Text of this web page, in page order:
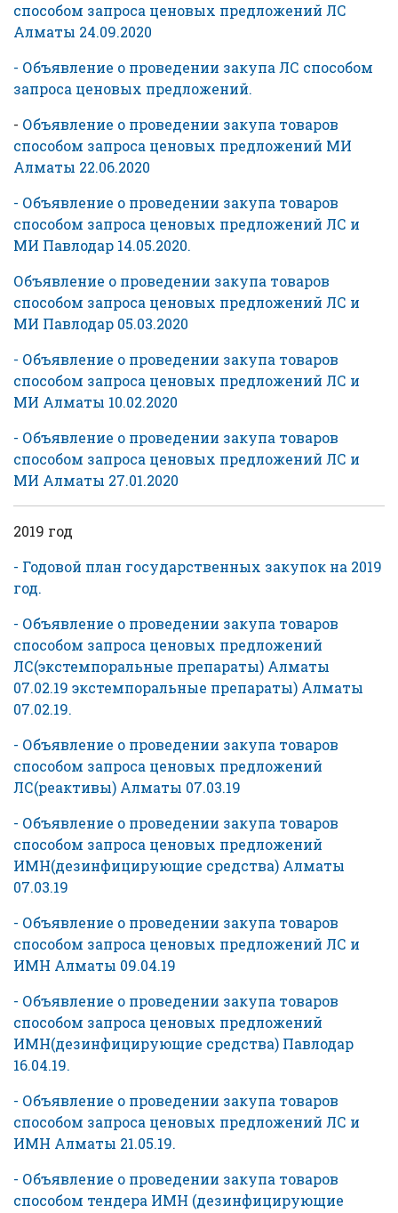
способом запроса ценовых предложений ЛС
Алматы 24.09.2020
- Объявление о проведении закупа ЛС способом
запроса ценовых предложений.
- Объявление о проведении закупа товаров
способом запроса ценовых предложений МИ
Алматы 22.06.2020
- Объявление о проведении закупа товаров
способом запроса ценовых предложений ЛС и
МИ Павлодар 14.05.2020.
Объявление о проведении закупа товаров
способом запроса ценовых предложений ЛС и
МИ Павлодар 05.03.2020
- Объявление о проведении закупа товаров
способом запроса ценовых предложений ЛС и
МИ Алматы 10.02.2020
- Объявление о проведении закупа товаров
способом запроса ценовых предложений ЛС и
МИ Алматы 27.01.2020
2019 год
- Годовой план государственных закупок на 2019
год.
- Объявление о проведении закупа товаров
способом запроса ценовых предложений
ЛС(экстемпоральные препараты) Алматы
07.02.19 экстемпоральные препараты) Алматы
07.02.19.
- Объявление о проведении закупа товаров
способом запроса ценовых предложений
ЛС(реактивы) Алматы 07.03.19
- Объявление о проведении закупа товаров
способом запроса ценовых предложений
ИМН(дезинфицирующие средства) Алматы
07.03.19
- Объявление о проведении закупа товаров
способом запроса ценовых предложений ЛС и
ИМН Алматы 09.04.19
- Объявление о проведении закупа товаров
способом запроса ценовых предложений
ИМН(дезинфицирующие средства) Павлодар
16.04.19.
- Объявление о проведении закупа товаров
способом запроса ценовых предложений ЛС и
ИМН Алматы 21.05.19.
- Объявление о проведении закупа товаров
способом тендера ИМН (дезинфицирующие